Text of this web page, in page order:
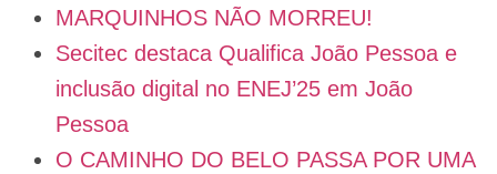
MARQUINHOS NÃO MORREU!
Secitec destaca Qualifica João Pessoa e
inclusão digital no ENEJ’25 em João
Pessoa
O CAMINHO DO BELO PASSA POR UMA